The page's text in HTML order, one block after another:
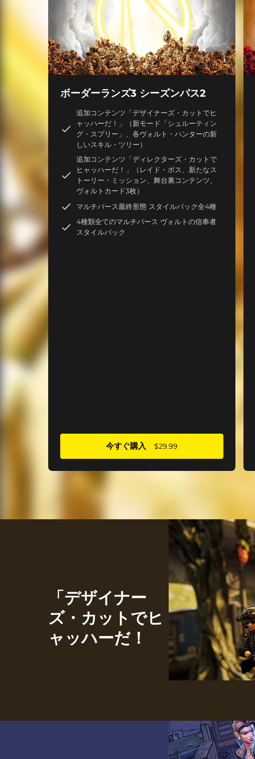
ボーダーランズ3 シーズンパス2
追加コンテンツ「デザイナーズ・カットでヒ
ャッハーだ！」（新モード「シュルーティン
グ・スプリー」、各ヴォルト・ハンターの新
しいスキル・ツリー）
追加コンテンツ「ディレクターズ・カットで
ヒャッハーだ！」（レイド・ボス、新たなス
トーリー・ミッション、舞台裏コンテンツ、
ヴォルトカード3枚）
マルチバース最終形態 スタイルパック全4種
4種類全てのマルチバース ヴォルトの信奉者
スタイルパック
今すぐ購入 $29.99
「デザイナー
ズ・カットでヒ
ャッハーだ！